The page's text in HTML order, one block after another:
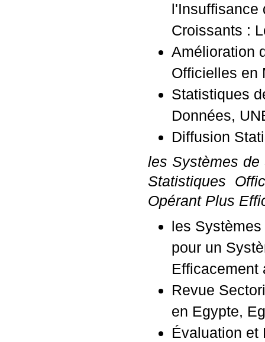
l'Insuffisance
Croissants :
Amélioration
Officielles en
Statistiques
Données,
Diffusion
les Systèmes de
Statistiques
Opérant Plus
les
pour un
Efficacement
Revue
en Egypte,
Évaluation et